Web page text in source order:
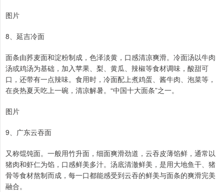
图片
8、延吉冷面
面条由荞麦面和淀粉制成，色泽淡黄，口感清凉爽滑。冷面汤以牛肉
汤或鸡汤为基础，加入苹果、梨、黄瓜、辣椒等食材调味，酸甜可
口，还带有一点辣味。食用时，冷面配上煮鸡蛋、酱牛肉、泡菜等，
在炎热夏天吃上一碗，清凉解暑。“中国十大面条”之一。
图片
9、广东云吞面
又称馄饨面。一般用竹升面，细面爽滑劲道，云吞皮薄馅鲜，通常以
猪肉和虾仁为馅，口感鲜美多汁。汤底清澈鲜美，是用大地鱼干、猪
骨等食材熬制而成，每一口都能感受到云吞的鲜美与面条的爽滑完美
融合。